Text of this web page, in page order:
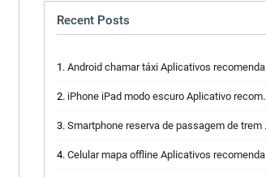
Recent Posts
Android chamar táxi Aplicativos recomendados
iPhone iPad modo escuro Aplicativo recomendado
Smartphone reserva de passagem de trem Aplicativos recomendados
Celular mapa offline Aplicativos recomendados